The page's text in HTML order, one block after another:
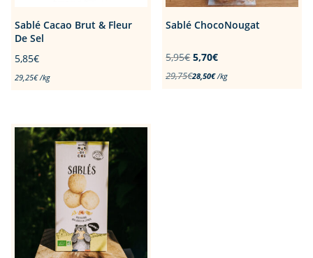
Sablé Cacao Brut & Fleur
De Sel
5,85€
29,25€ /kg
Sablé ChocoNougat
5,95€Le
prix
5,70€Le
prix
29,75€28,50€ /kg